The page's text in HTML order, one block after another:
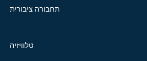
תחבורה ציבורית
טלוויזיה